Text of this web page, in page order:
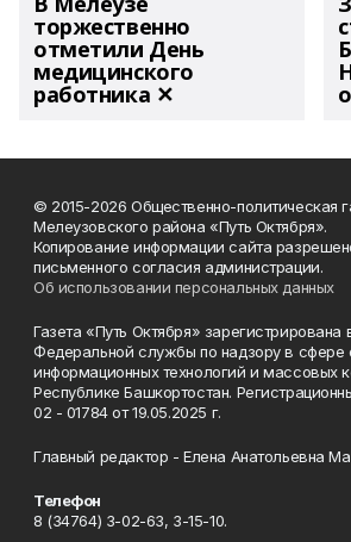
торжественно
отметили День
медицинского
работника ✕
© 2015-2026 Общественно-политическая
Мелеузовского района «Путь Октября».
Копирование информации сайта
письменного согласия администрации.
Об использовании персональных данных
Газета «Путь Октября» зарегистрирована
Федеральной службы по надзору в сфере
информационных технологий и массовых
Республике Башкортостан.
02 - 01784 от 19.05.2025 г.
Главный редактор - Елена Анатольевна
Телефон
8 (34764) 3-02-63, 3-15-10.